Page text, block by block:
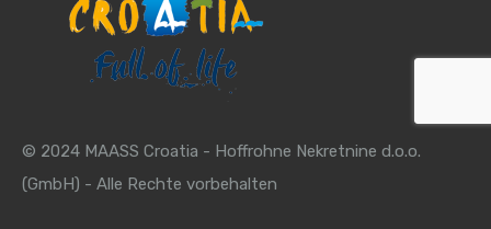
© 2024 MAASS Croatia - Hoffrohne Nekretnine d.o.o.
(GmbH) - Alle Rechte vorbehalten